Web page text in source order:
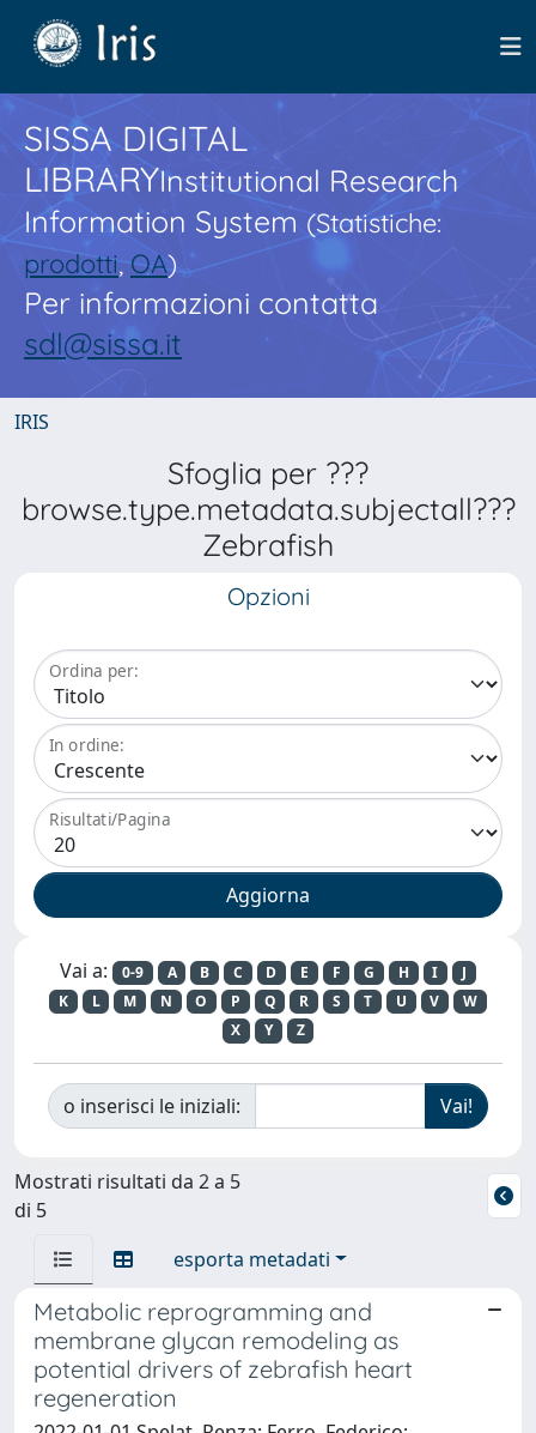
SISSA DIGITAL
LIBRARYInstitutional Research
Information System(Statistiche:
prodotti,OA)
Per informazioni contatta
sdl@sissa.it
IRIS
Sfoglia per ???
browse.type.metadata.subjectall???
Zebrafish
Opzioni
Ordina per:
In ordine:
Risultati/Pagina
Vai a: 0-9 A B C D E F G H I
J
K
L M N O P Q R S T U V
W
X
Y Z
o inserisci le iniziali:
Mostrati risultati da 2 a 5
di 5
esporta metadati
Metabolic reprogramming and
membrane glycan remodeling as
potential drivers of zebrafish heart
regeneration